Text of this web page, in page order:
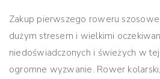
Zakup pierwszego roweru
dużym stresem i wielkimi
niedoświadczonych i świeżych w
ogromne wyzwanie. Rower